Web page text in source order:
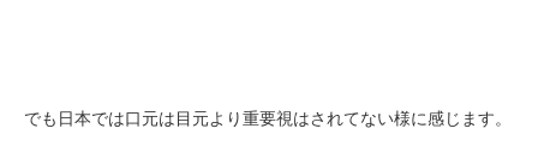
でも日本では口元は目元より重要視はされてない様に感じます。